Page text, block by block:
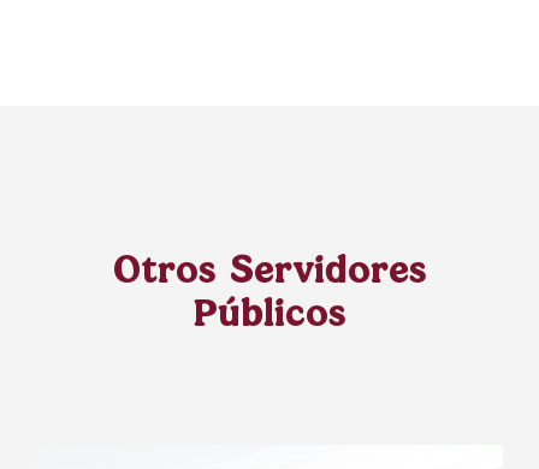
Otros Servidores
Públicos